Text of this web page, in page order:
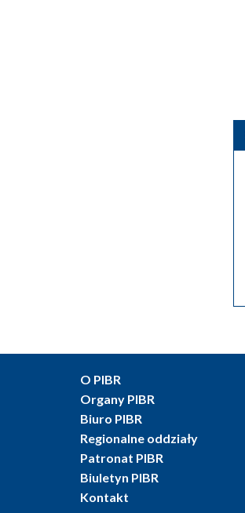
O PIBR
Organy PIBR
Biuro PIBR
Regionalne oddziały
Patronat PIBR
Biuletyn PIBR
Kontakt